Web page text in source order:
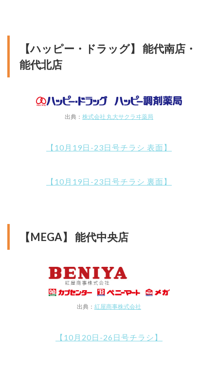
【ハッピー・ドラッグ】 能代南店・
能代北店
出典： 株式会社 丸大サクラヰ薬局
【10月19日-23日号チラシ 表面】
【10月19日-23日号チラシ 裏面】
【MEGA】 能代中央店
出典： 紅屋商事株式会社
【10月20日-26日号チラシ】